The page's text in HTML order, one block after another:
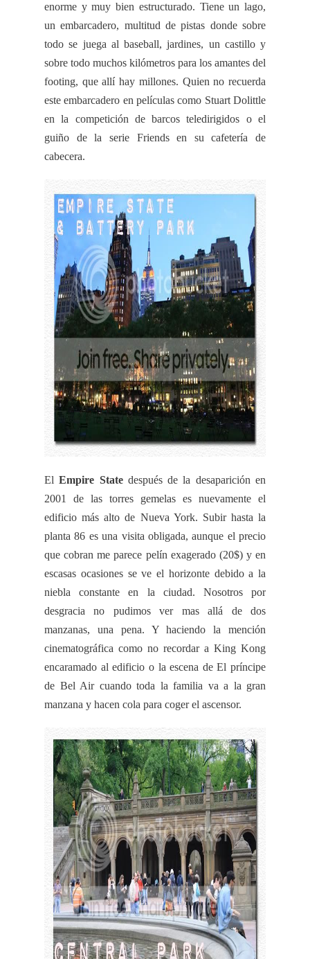
enorme y muy bien estructurado. Tiene un lago,
un embarcadero, multitud de pistas donde sobre
todo se juega al baseball, jardines, un castillo y
sobre todo muchos kilómetros para los amantes del
footing, que allí hay millones. Quien no recuerda
este embarcadero en películas como Stuart Dolittle
en la competición de barcosteledirigidos o el
guiño de la serie Friendsen su cafetería de
cabecera.
ElEmpire Statedespués de la desaparición en
2001 de las torres gemelas es nuevamente el
edificio más alto de Nueva York. Subir hasta la
planta 86 es una visita obligada, aunque el precio
que cobran me parece pelín exagerado (20$) y en
escasas ocasiones se ve el horizonte debido a la
niebla constante en la ciudad. Nosotros por
desgracia no pudimos ver mas allá de dos
manzanas, una pena. Y haciendo la mención
cinematográfica como no recordar a King Kong
encaramado al edificio o la escena de El príncipe
de Bel Aircuando toda la familia va a la gran
manzana y hacen cola para coger el ascensor.